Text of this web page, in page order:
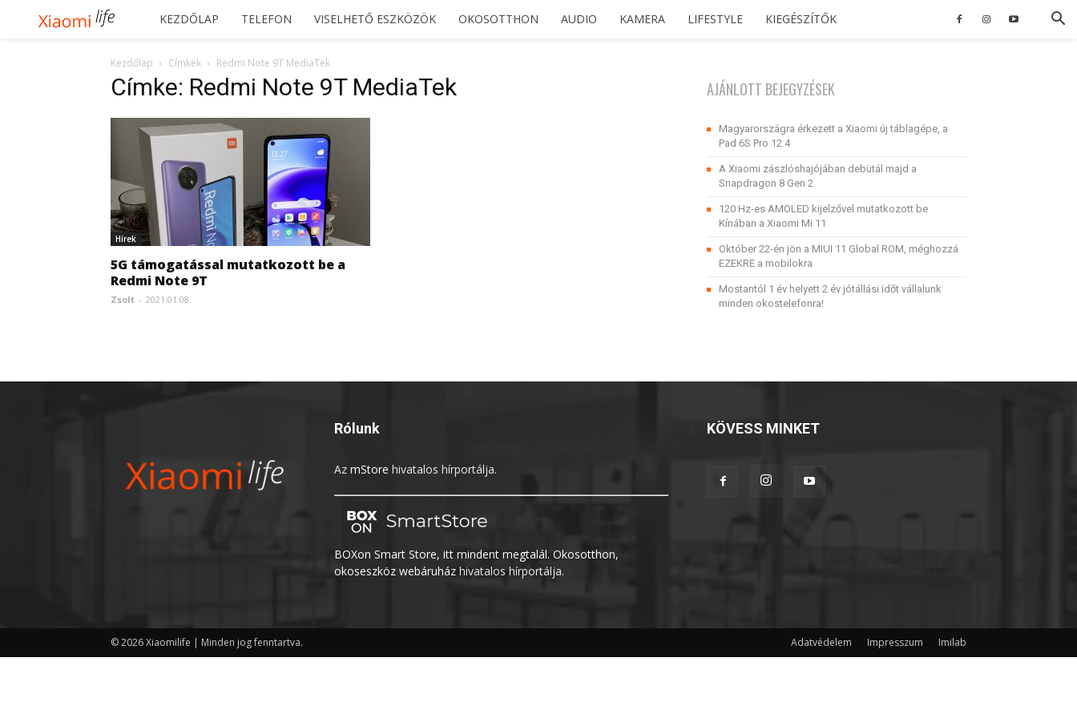
Xiaomilife
KEZDŐLAP TELEFON VISELHETŐ ESZKÖZÖK OKOSOTTHON AUDIO KAMERA LIFESTYLE KIEGÉSZÍTŐK
Kezdőlap Címkék Redmi Note 9T MediaTek
Címke: Redmi Note 9T MediaTek
Hírek
5G támogatással mutatkozott be a
Redmi Note 9T
Zsolt - 2021.01.08.
AJÁNLOTT BEJEGYZÉSEK
Magyarországra érkezett a Xiaomi új táblagépe, a
Pad 6S Pro 12.4
A Xiaomi zászlóshajójában debütál majd a
Snapdragon 8 Gen 2
120 Hz-es AMOLED kijelzővel mutatkozott be
Kínában a Xiaomi Mi 11
Október 22-én jön a MIUI 11 Global ROM, méghozzá
EZEKRE a mobilokra
Mostantól 1 év helyett 2 év jótállási időt vállalunk
minden okostelefonra!
Rólunk
Az mStore hivatalos hírportálja.
BOXon Smart Store, itt mindent megtalál. Okosotthon,
okoseszköz webáruház hivatalos hírportálja.
KÖVESS MINKET
Adatvédelem Impresszum Imilab
© 2026 Xiaomilife | Minden jog fenntartva.